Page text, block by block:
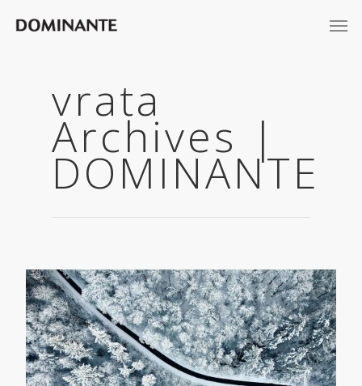
vrata
Archives |
DOMINANTE